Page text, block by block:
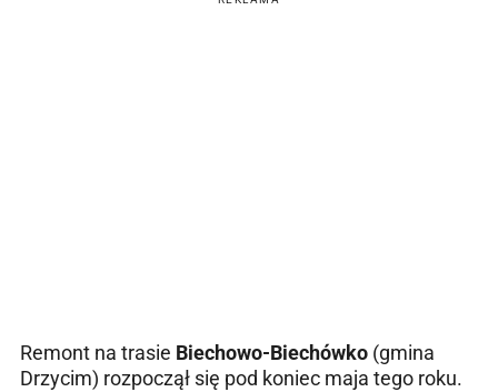
Remont na trasie Biechowo-Biechówko (gmina
Drzycim) rozpoczął się pod koniec maja tego roku.